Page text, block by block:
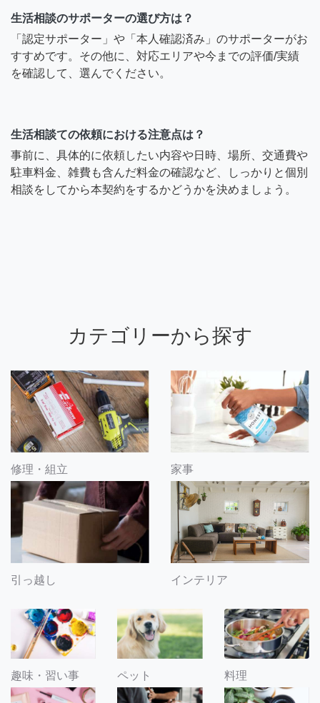
生活相談のサポーターの選び方は？
「認定サポーター」や「本人確認済み」のサポーターがお
すすめです。その他に、対応エリアや今までの評価/実績
を確認して、選んでください。
生活相談ての依頼における注意点は？
事前に、具体的に依頼したい内容や日時、場所、交通費や
駐車料金、雑費も含んだ料金の確認など、しっかりと個別
相談をしてから本契約をするかどうかを決めましょう。
カテゴリーから探す
修理・組立 家事
引っ越し インテリア
趣味・習い事 ペット 料理